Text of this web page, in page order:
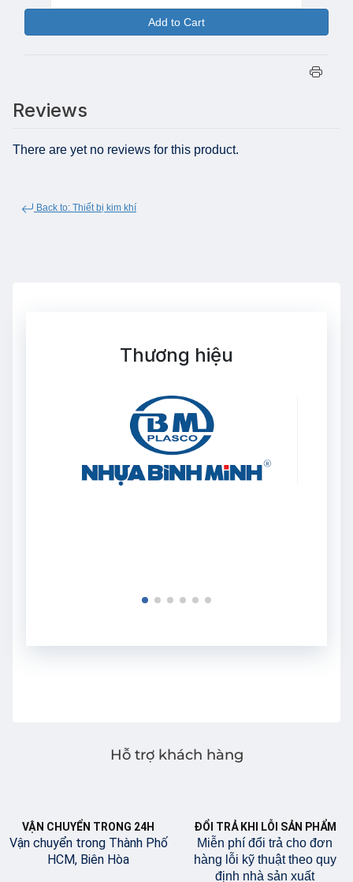
Add to Cart
Reviews
There are yet no reviews for this product.
Back to: Thiết bị kim khí
Thương hiệu
Hỗ trợ khách hàng
VẬN CHUYỂN TRONG 24H
Vận chuyển trong Thành Phố
HCM, Biên Hòa
ĐỔI TRẢ KHI LỖI SẢN PHẨM
Miễn phí đổi trả cho đơn
hàng lỗi kỹ thuật theo quy
định nhà sản xuất